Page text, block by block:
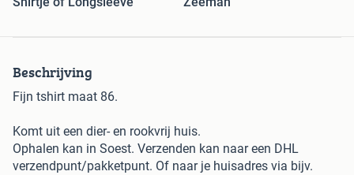
Beschrijving
Fijn tshirt maat 86.
Komt uit een dier- en rookvrij huis.
Ophalen kan in Soest. Verzenden kan naar een DHL
verzendpunt/pakketpunt. Of naar je huisadres via bijv.